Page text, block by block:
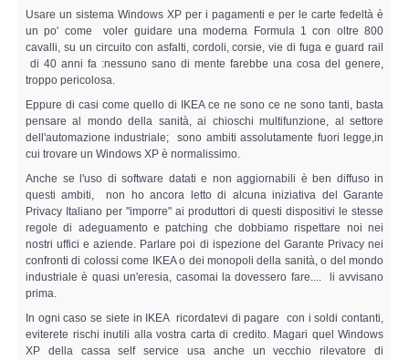
Usare un sistema Windows XP per i pagamenti e per le carte fedeltà è
un po' come voler guidare una moderna Formula 1 con oltre 800
cavalli, su un circuito con asfalti, cordoli, corsie, vie di fuga e guard rail
di 40 anni fa :nessuno sano di mente farebbe una cosa del genere,
troppo pericolosa.
Eppure di casi come quello di IKEA ce ne sono ce ne sono tanti, basta
pensare al mondo della sanità, ai chioschi multifunzione, al settore
dell'automazione industriale; sono ambiti assolutamente fuori legge,in
cui trovare un Windows XP è normalissimo.
Anche se l'uso di software datati e non aggiornabili è ben diffuso in
questi ambiti, non ho ancora letto di alcuna iniziativa del Garante
Privacy Italiano per "imporre" ai produttori di questi dispositivi le stesse
regole di adeguamento e patching che dobbiamo rispettare noi nei
nostri uffici e aziende. Parlare poi di ispezione del Garante Privacy nei
confronti di colossi come IKEA o dei monopoli della sanità, o del mondo
industriale è quasi un'eresia, casomai la dovessero fare.... li avvisano
prima.
In ogni caso se siete in IKEA ricordatevi di pagare con i soldi contanti,
eviterete rischi inutili alla vostra carta di credito. Magari quel Windows
XP della cassa self service usa anche un vecchio rilevatore di